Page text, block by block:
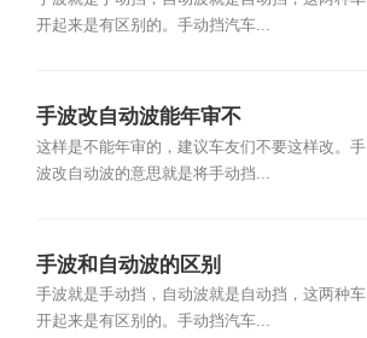
开起来是有区别的。手动挡汽车...
手波改自动波能年审不
这样是不能年审的，建议车友们不要这样改。手
波改自动波的意思就是将手动挡...
手波和自动波的区别
手波就是手动挡，自动波就是自动挡，这两种车
开起来是有区别的。手动挡汽车...